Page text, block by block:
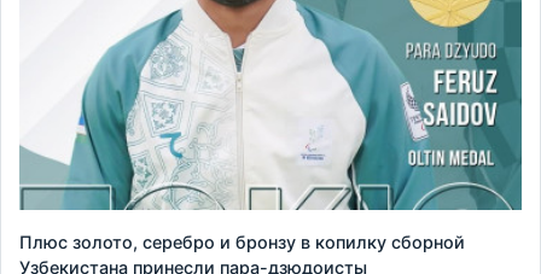
Плюс золото, серебро и бронзу в копилку сборной
Узбекистана принесли пара-дзюдоисты